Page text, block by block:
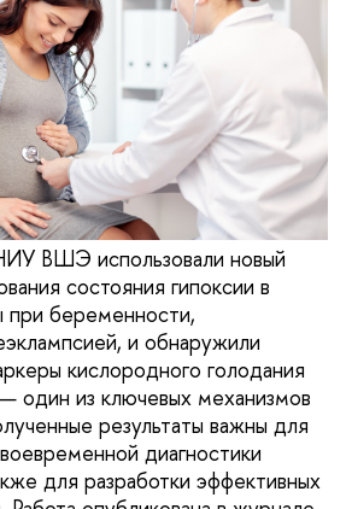
ВШЭ использовали новый
состояния гипоксии в
при беременности,
и обнаружили
кислородного голодания
— один из ключевых механизмов
результаты важны для
диагностики
для разработки эффективных